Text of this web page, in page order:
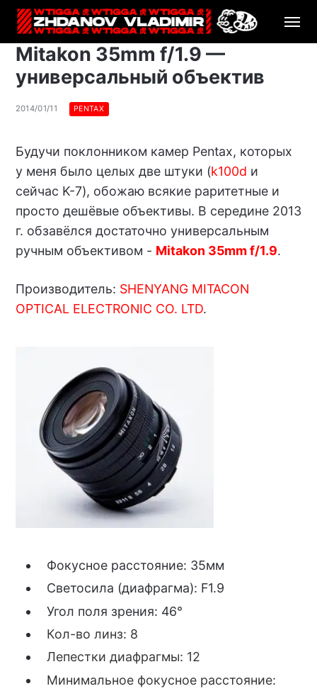
Mitakon 35mm f/1.9 —
универсальный объектив
2014/01/11 PENTAX
Будучи поклонником камер Pentax, которых
у меня было целых две штуки (k100d и
сейчас K-7), обожаю всякие раритетные и
просто дешёвые объективы. В середине 2013
г. обзавёлся достаточно универсальным
ручным объективом - Mitakon 35mm f/1.9.
Производитель: SHENYANG MITACON
OPTICAL ELECTRONIC CO. LTD.
Фокусное расстояние: 35мм
Светосила (диафрагма): F1.9
Угол поля зрения: 46°
Кол-во линз: 8
Лепестки диафрагмы: 12
Минимальное фокусное расстояние: